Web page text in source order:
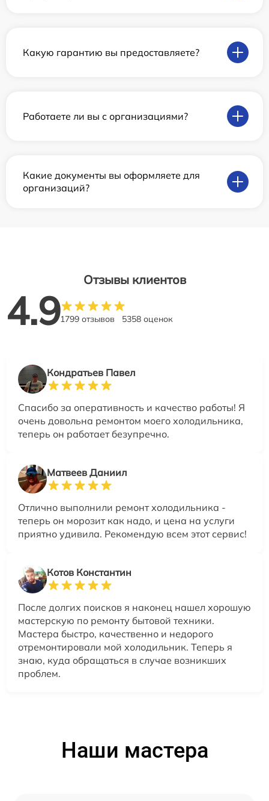
Какую гарантию вы предоставляете?
Работаете ли вы с организациями?
Какие документы вы оформляете для
организаций?
Отзывы клиентов
4.91799 отзывов 5358 оценок
Кондратьев Павел
Спасибо за оперативность и качество работы! Я
очень довольна ремонтом моего холодильника,
теперь он работает безупречно.
Матвеев Даниил
Отлично выполнили ремонт холодильника -
теперь он морозит как надо, и цена на услуги
приятно удивила. Рекомендую всем этот сервис!
Котов Константин
После долгих поисков я наконец нашел хорошую
мастерскую по ремонту бытовой техники.
Мастера быстро, качественно и недорого
отремонтировали мой холодильник. Теперь я
знаю, куда обращаться в случае возникших
проблем.
Наши мастера